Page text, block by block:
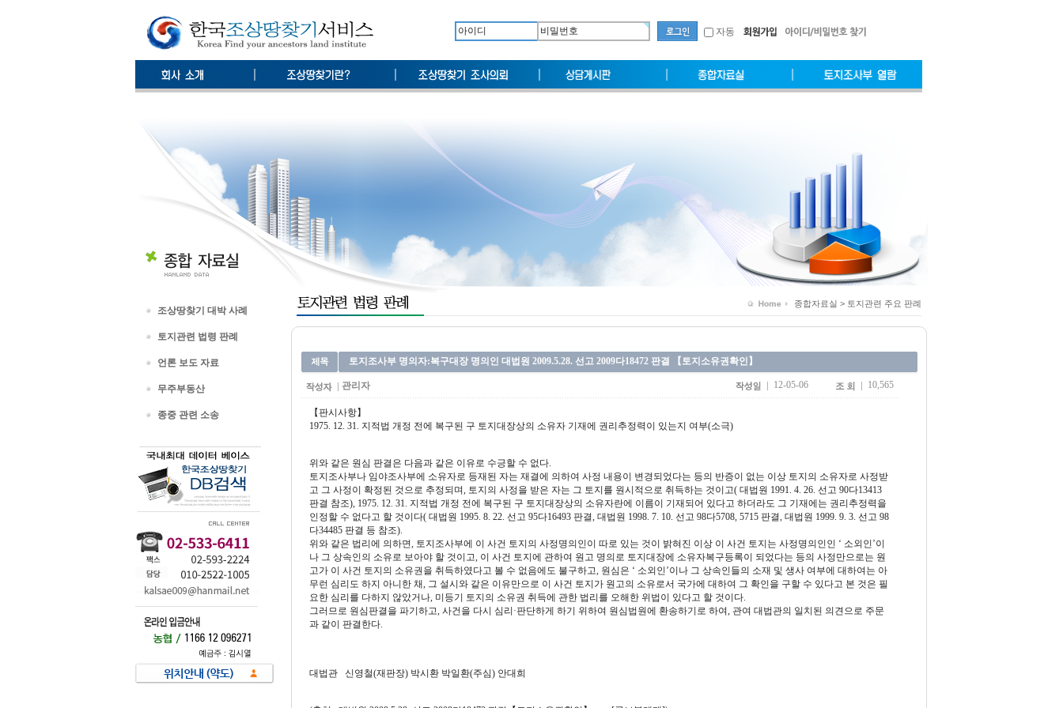
자동
조상땅찾기 대박 사례
토지관련 법령 판례
언론 보도 자료
무주부동산
종중 관련 소송
종합자료실 > 토지관련 주요 판례
토지조사부 명의자:복구대장 명의인 대법원 2009.5.28. 선고 2009다18472 판결 【토지소유권확인】
관리자 12-05-06 10,565
【판시사항】
1975. 12. 31. 지적법 개정 전에 복구된 구 토지대장상의 소유자 기재에 권리추정력이 있는지 여부(소극)
위와 같은 원심 판결은 다음과 같은 이유로 수긍할 수 없다.
토지조사부나 임야조사부에 소유자로 등재된 자는 재결에 의하여 사정 내용이 변경되었다는 등의 반증이 없는 이상 토지의 소유자로 사정받
고 그 사정이 확정된 것으로 추정되며, 토지의 사정을 받은 자는 그 토지를 원시적으로 취득하는 것이고( 대법원 1991. 4. 26. 선고 90다13413
판결 참조), 1975. 12. 31. 지적법 개정 전에 복구된 구 토지대장상의 소유자란에 이름이 기재되어 있다고 하더라도 그 기재에는 권리추정력을
인정할 수 없다고 할 것이다( 대법원 1995. 8. 22. 선고 95다16493 판결, 대법원 1998. 7. 10. 선고 98다5708, 5715 판결, 대법원 1999. 9. 3. 선고 98
다34485 판결 등 참조).
위와 같은 법리에 의하면, 토지조사부에 이 사건 토지의 사정명의인이 따로 있는 것이 밝혀진 이상 이 사건 토지는 사정명의인인 ‘ 소외인’이
나 그 상속인의 소유로 보아야 할 것이고, 이 사건 토지에 관하여 원고 명의로 토지대장에 소유자복구등록이 되었다는 등의 사정만으로는 원
고가 이 사건 토지의 소유권을 취득하였다고 볼 수 없음에도 불구하고, 원심은 ‘ 소외인’이나 그 상속인들의 소재 및 생사 여부에 대하여는 아
무런 심리도 하지 아니한 채, 그 설시와 같은 이유만으로 이 사건 토지가 원고의 소유로서 국가에 대하여 그 확인을 구할 수 있다고 본 것은 필
요한 심리를 다하지 않았거나, 미등기 토지의 소유권 취득에 관한 법리를 오해한 위법이 있다고 할 것이다.
그러므로 원심판결을 파기하고, 사건을 다시 심리·판단하게 하기 위하여 원심법원에 환송하기로 하여, 관여 대법관의 일치된 의견으로 주문
과 같이 판결한다.
대법관 신영철(재판장) 박시환 박일환(주심) 안대희